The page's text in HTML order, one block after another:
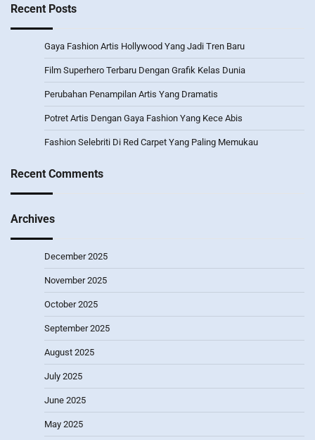
Recent Posts
Gaya Fashion Artis Hollywood Yang Jadi Tren Baru
Film Superhero Terbaru Dengan Grafik Kelas Dunia
Perubahan Penampilan Artis Yang Dramatis
Potret Artis Dengan Gaya Fashion Yang Kece Abis
Fashion Selebriti Di Red Carpet Yang Paling Memukau
Recent Comments
Archives
December 2025
November 2025
October 2025
September 2025
August 2025
July 2025
June 2025
May 2025